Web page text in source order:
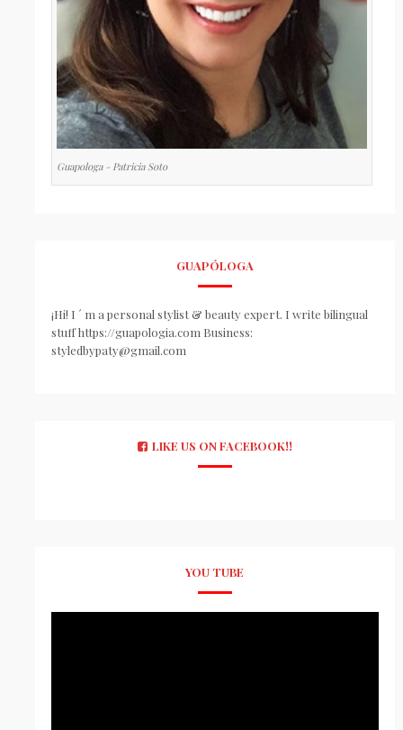
Guapologa - Patricia Soto
GUAPÓLOGA
¡Hi! I ´ m a personal stylist & beauty expert. I write bilingual
stuff https://guapologia.com Business:
styledbypaty@gmail.com
LIKE US ON FACEBOOK!!
YOU TUBE